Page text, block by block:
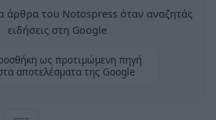
άρθρα του Notospress όταν αναζητάς
ειδήσεις στη Google
ως προτιμώμενη πηγή
αποτελέσματα της Google